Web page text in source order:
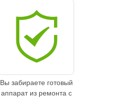
Вы забираете готовый
аппарат из ремонта с